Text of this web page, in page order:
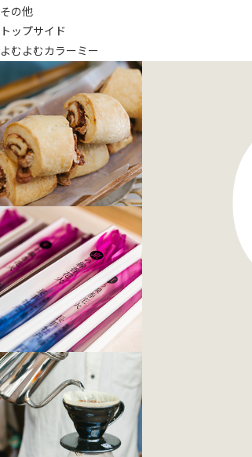
その他
トップサイド
よむよむカラーミー